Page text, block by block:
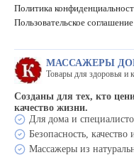
МАССАЖЕРЫ
Товары для здоровья и
Созданы для тех, кто
качество жизни.
Для дома и
Безопасность, качество
Массажеры из
Политика
Пользовательское соглашение